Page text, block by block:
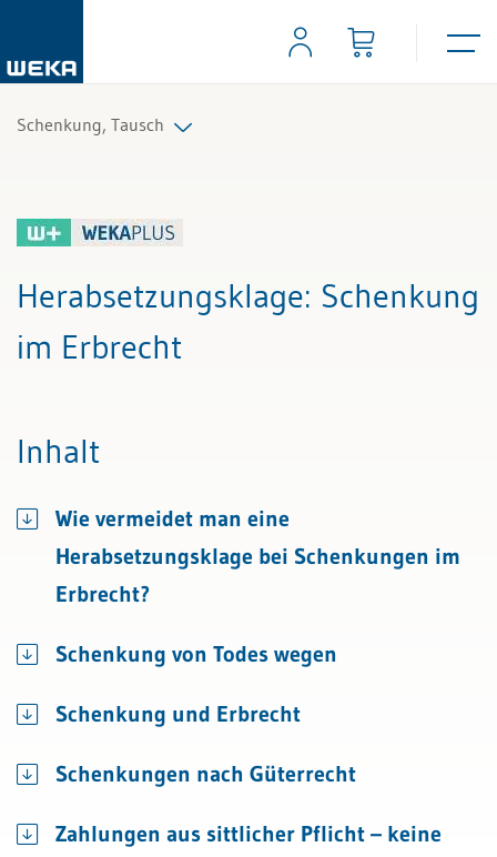
Schenkung, Tausch
Herabsetzungsklage: Schenkung
im Erbrecht
Inhalt
Wie vermeidet man eine
Herabsetzungsklage bei Schenkungen im
Erbrecht?
Schenkung von Todes wegen
Schenkung und Erbrecht
Schenkungen nach Güterrecht
Zahlungen aus sittlicher Pflicht – keine